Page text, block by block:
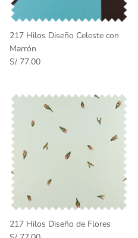
217 Hilos Diseño Celeste con
Marrón
S/ 77.00
217 Hilos Diseño de Flores